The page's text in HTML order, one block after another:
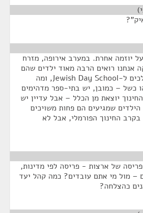
יוזמה אחרת. במערב אירופה, מזרח
אנחנו רואים הרבה מאוד ילדים שהם
אינם משויכים והם הולכים ל-Jewish Day School, ומה
כשל – כמובן, יש בתי-ספר מדהימים
יוצאת מן הכלל – אבל עדיין יש
שמגיעים הם פחות משויכים
בקרב החינוך הפורמלי, אבל לא
של ארצות - פריסה לפי מדינות,
– מול מי אתם עובדים? כמה קהל יעד
כהצלחה?